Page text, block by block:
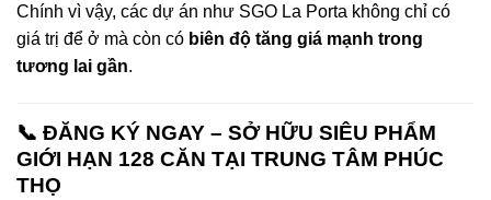
Chính vì vậy, các dự án như SGO La Porta không chỉ có
giá trị để ở mà còn có biên độ tăng giá mạnh trong
tương lai gần.
📞 ĐĂNG KÝ NGAY – SỞ HỮU SIÊU PHẨM
GIỚI HẠN 128 CĂN TẠI TRUNG TÂM PHÚC
THỌ